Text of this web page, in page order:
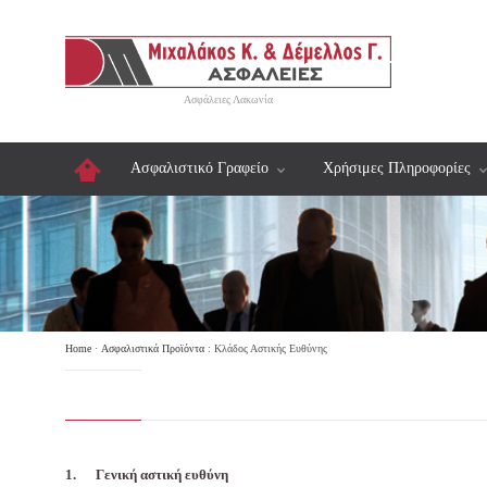
Ασφάλειες Λακωνία
Ασφαλιστικό Γραφείο Χρήσιμες Πληροφορίες
Home · Ασφαλιστικά Προϊόντα : Κλάδος Αστικής Ευθύνης
1. Γενική αστική ευθύνη